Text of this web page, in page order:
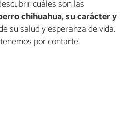
cuáles son las
chihuahua, su carácter y
su salud y esperanza de vida.
por contarte!